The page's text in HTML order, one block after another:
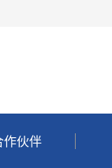
作伙伴